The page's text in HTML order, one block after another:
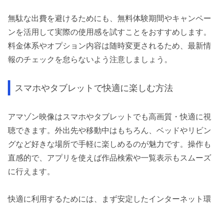
無駄な出費を避けるためにも、無料体験期間やキャンペー
ンを活用して実際の使用感を試すことをおすすめします。
料金体系やオプション内容は随時変更されるため、最新情
報のチェックを怠らないよう注意しましょう。
スマホやタブレットで快適に楽しむ方法
アマゾン映像はスマホやタブレットでも高画質・快適に視
聴できます。外出先や移動中はもちろん、ベッドやリビン
グなど好きな場所で手軽に楽しめるのが魅力です。操作も
直感的で、アプリを使えば作品検索や一覧表示もスムーズ
に行えます。
快適に利用するためには、まず安定したインターネット環